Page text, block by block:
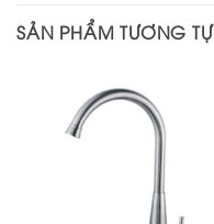
SẢN PHẨM TƯƠNG TỰ